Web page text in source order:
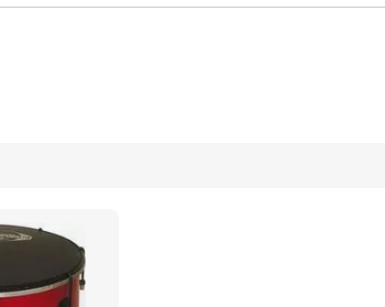
Home Studio